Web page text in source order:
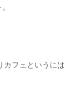
カフェというには